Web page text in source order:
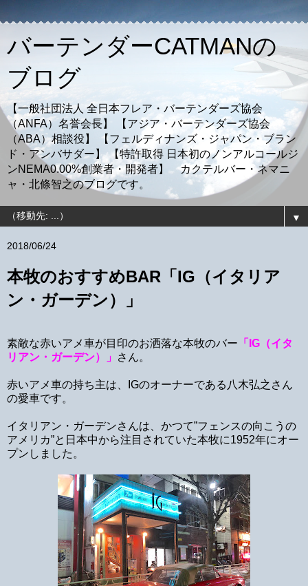
バーテンダーCATMANの
ブログ
【一般社団法人 全日本フレア・バーテンダーズ協会
（ANFA）名誉会長】 【アジア・バーテンダーズ協会
（ABA）相談役】 【フェルディナンズ・ジャパン・ブラン
ド・アンバサダー】 【特許取得 日本初のノンアルコールジ
ンNEMA0.00%創業者・開発者】 カクテルバー・ネマニ
ャ・北條智之のブログです。
▼
2018/06/24
本牧のおすすめBAR「IG（イタリア
ン・ガーデン）」
素敵な赤いアメ車が目印のお洒落な本牧のバー 「IG（イタ
リアン・ガーデン）」 さん。
赤いアメ車の持ち主は、IGのオーナーである八木弘之さん
の愛車です。
イタリアン・ガーデンさんは、かつて”フェンスの向こうの
アメリカ”と日本中から注目されていた本牧に1952年にオー
プンしました。